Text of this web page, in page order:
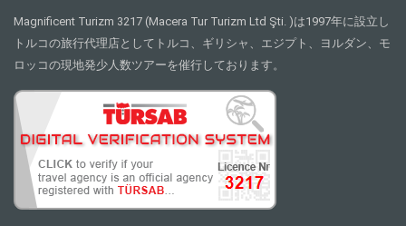
Magnificent Turizm 3217 (Macera Tur Turizm Ltd Şti. )は1997年に設立し
トルコの旅行代理店としてトルコ、ギリシャ、エジプト、ヨルダン、モ
ロッコの現地発少人数ツアーを催行しております。